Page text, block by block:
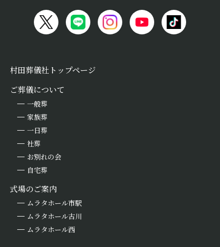
村田葬儀社トップページ
ご葬儀について
一般葬
家族葬
一日葬
社葬
お別れの会
自宅葬
式場のご案内
ムラタホール市駅
ムラタホール古川
ムラタホール西